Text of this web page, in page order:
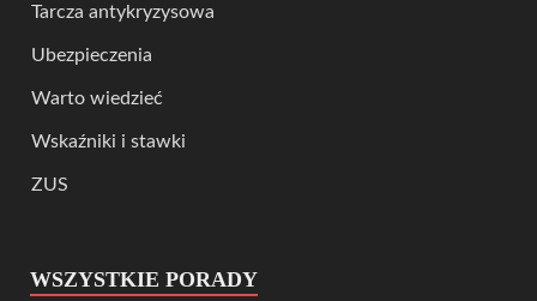
Tarcza antykryzysowa
Ubezpieczenia
Warto wiedzieć
Wskaźniki i stawki
ZUS
WSZYSTKIE PORADY